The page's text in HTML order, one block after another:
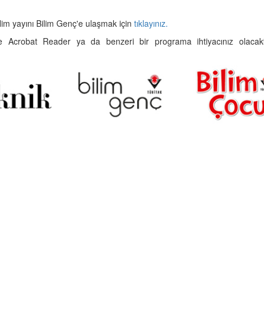
yayını Bilim Genç'e ulaşmak için tıklayınız.
Acrobat Reader ya da benzeri bir programa ihtiyacınız